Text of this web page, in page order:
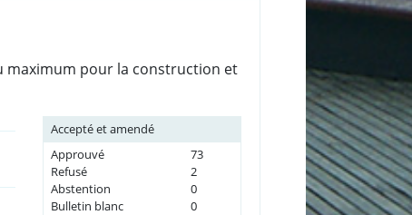
maximum pour la construction et
Accepté et amendé
Approuvé
73
Refusé
2
Abstention
0
Bulletin blanc
0